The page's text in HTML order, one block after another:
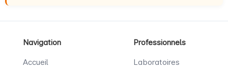
Navigation
Accueil
Professionnels
Laboratoires